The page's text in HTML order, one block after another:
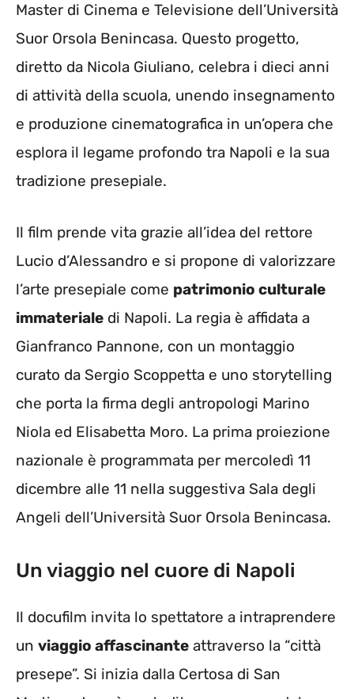
Master di Cinema e Televisione dell’Università
Suor Orsola Benincasa. Questo progetto,
diretto da Nicola Giuliano, celebra i dieci anni
di attività della scuola, unendo insegnamento
e produzione cinematografica in un’opera che
esplora il legame profondo tra Napoli e la sua
tradizione presepiale.
Il film prende vita grazie all’idea del rettore
Lucio d’Alessandro e si propone di valorizzare
l’arte presepiale come patrimonio culturale
immateriale di Napoli. La regia è affidata a
Gianfranco Pannone, con un montaggio
curato da Sergio Scoppetta e uno storytelling
che porta la firma degli antropologi Marino
Niola ed Elisabetta Moro. La prima proiezione
nazionale è programmata per mercoledì 11
dicembre alle 11 nella suggestiva Sala degli
Angeli dell’Università Suor Orsola Benincasa.
Un viaggio nel cuore di Napoli
Il docufilm invita lo spettatore a intraprendere
un viaggio affascinante attraverso la “città
presepe”. Si inizia dalla Certosa di San